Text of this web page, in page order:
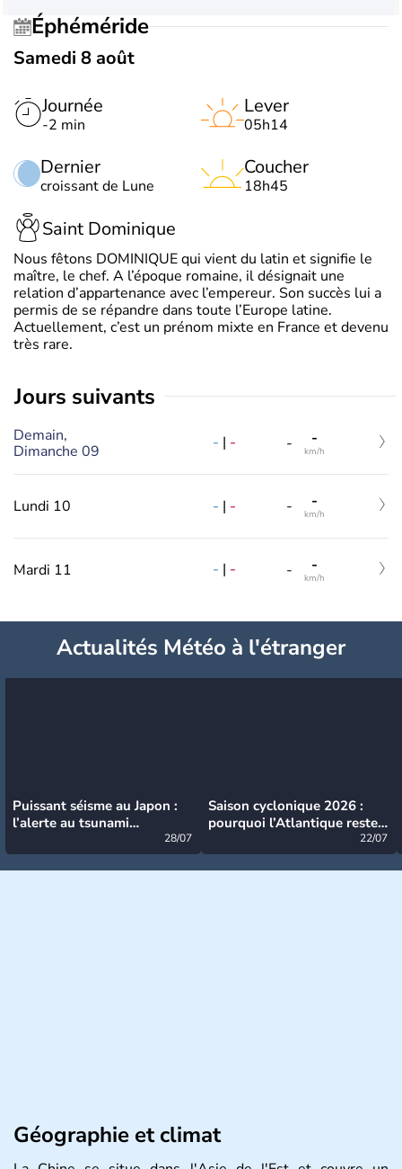
Éphéméride
Samedi 8 août
Journée
-2 min
Dernier
croissant de Lune
Lever
05h14
Coucher
18h45
Saint Dominique
Nous fêtons DOMINIQUE qui vient du latin et signifie le
maître, le chef. A l’époque romaine, il désignait une
relation d’appartenance avec l’empereur. Son succès lui a
permis de se répandre dans toute l’Europe latine.
Actuellement, c’est un prénom mixte en France et devenu
très rare.
jours suivants
Demain,
Dimanche 09
- | - - -
km/h
Lundi 10 - | - - -
km/h
Mardi 11 - | - - -
km/h
Actualités Météo à l'étranger
Puissant séisme au Japon :
l’alerte au tsunami
28/07
Saison cyclonique 2026 :
pourquoi l’Atlantique reste
22/07
Géographie et climat